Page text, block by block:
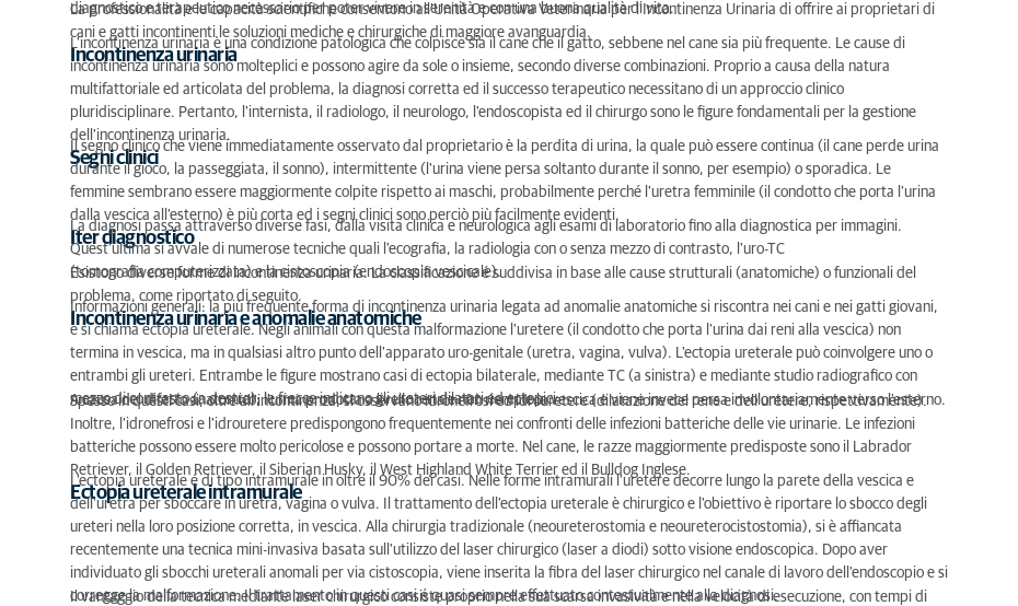
diagnostico e terapeutico necessario per poter vivere in serenità e con una buona qualità di vita.
La professionalità e le capacità scientifiche consentono all'Unità Operativa Veterinaria per l'Incontinenza Urinaria di offrire ai proprietari di
cani e gatti incontinenti le soluzioni mediche e chirurgiche di maggiore avanguardia.
Incontinenza urinaria
L'incontinenza urinaria è una condizione patologica che colpisce sia il cane che il gatto, sebbene nel cane sia più frequente. Le cause di
incontinenza urinaria sono molteplici e possono agire da sole o insieme, secondo diverse combinazioni. Proprio a causa della natura
multifattoriale ed articolata del problema, la diagnosi corretta ed il successo terapeutico necessitano di un approccio clinico
pluridisciplinare. Pertanto, l'internista, il radiologo, il neurologo, l'endoscopista ed il chirurgo sono le figure fondamentali per la gestione
dell'incontinenza urinaria.
Segni clinici
Il segno clinico che viene immediatamente osservato dal proprietario è la perdita di urina, la quale può essere continua (il cane perde urina
durante il gioco, la passeggiata, il sonno), intermittente (l'urina viene persa soltanto durante il sonno, per esempio) o sporadica. Le
femmine sembrano essere maggiormente colpite rispetto ai maschi, probabilmente perché l'uretra femminile (il condotto che porta l'urina
dalla vescica all'esterno) è più corta ed i segni clinici sono perciò più facilmente evidenti.
Iter diagnostico
La diagnosi passa attraverso diverse fasi, dalla visita clinica e neurologica agli esami di laboratorio fino alla diagnostica per immagini.
Quest'ultima si avvale di numerose tecniche quali l'ecografia, la radiologia con o senza mezzo di contrasto, l'uro-TC
(tomografia computerizzata) e la cistoscopia (endoscopia vescicale).
Esistono diverse forme di incontinenza urinaria. La classificazione é suddivisa in base alle cause strutturali (anatomiche) o funzionali del
problema, come riportato di seguito.
Incontinenza urinaria e anomalie anatomiche
Informazioni generali: la più frequente forma di incontinenza urinaria legata ad anomalie anatomiche si riscontra nei cani e nei gatti giovani,
e si chiama ectopia ureterale. Negli animali con questa malformazione l'uretere (il condotto che porta l'urina dai reni alla vescica) non
termina in vescica, ma in qualsiasi altro punto dell'apparato uro-genitale (uretra, vagina, vulva). L'ectopia ureterale può coinvolgere uno o
entrambi gli ureteri. Entrambe le figure mostrano casi di ectopia bilaterale, mediante TC (a sinistra) e mediante studio radiografico con
mezzo di contrasto (a destra); le frecce indicano gli ureteri dilatati ed ectopici.
A causa del difetto anatomico, l'urina prodotta a livello renale non riempie la vescica e viene invece persa involontariamente verso l'esterno.
Spesso in questi casi, oltre all'incontinenza, si osservano idronefrosi ed idrouretere (dilatazione del rene e dell'uretere, rispettivamente).
Inoltre, l'idronefrosi e l'idrouretere predispongono frequentemente nei confronti delle infezioni batteriche delle vie urinarie. Le infezioni
batteriche possono essere molto pericolose e possono portare a morte. Nel cane, le razze maggiormente predisposte sono il Labrador
Retriever, il Golden Retriever, il Siberian Husky, il West Highland White Terrier ed il Bulldog Inglese.
Ectopia ureterale intramurale
L'ectopia ureterale é di tipo intramurale in oltre il 90% dei casi. Nelle forme intramurali l'uretere decorre lungo la parete della vescica e
dell'uretra per sboccare in uretra, vagina o vulva. Il trattamento dell'ectopia ureterale è chirurgico e l'obiettivo è riportare lo sbocco degli
ureteri nella loro posizione corretta, in vescica. Alla chirurgia tradizionale (neoureterostomia e neoureterocistostomia), si è affiancata
recentemente una tecnica mini-invasiva basata sull'utilizzo del laser chirurgico (laser a diodi) sotto visione endoscopica. Dopo aver
individuato gli sbocchi ureterali anomali per via cistoscopia, viene inserita la fibra del laser chirurgico nel canale di lavoro dell'endoscopio e si
corregge la malformazione. Il trattamento in questi casi é quasi sempre effettuato contestualmente alla diagnosi.
Il vantaggio della tecnica mediante laser chirurgico consiste proprio nella sua scarsa invasività e nella velocità di esecuzione, con tempi di